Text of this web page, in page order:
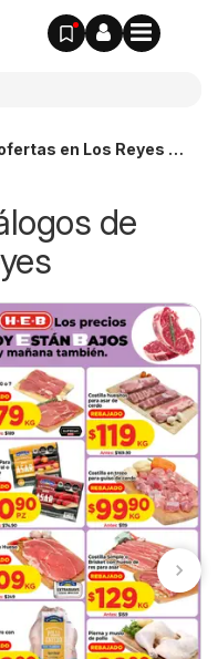
en Los Reyes »
de